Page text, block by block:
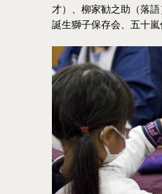
才）、柳家勧之助（落語
誕生獅子保存会、五十嵐